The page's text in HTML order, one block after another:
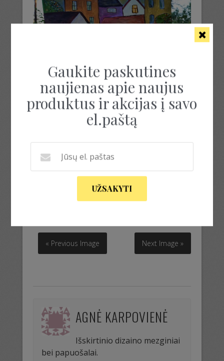
Paveikslas Miestas
Paveikslas Miestas
« Previous Image Next Image »
AGNĖ KARPOVIENĖ
Išskirtinio dizaino mezginiai
bei papuošalai.
Gaukite paskutines
naujienas apie naujus
produktus ir akcijas į savo
el.paštą
UŽSAKYTI